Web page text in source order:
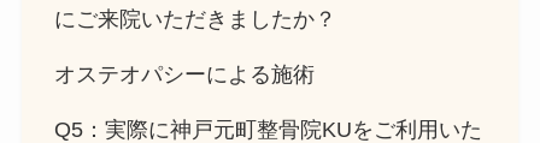
にご来院いただきましたか？
オステオパシーによる施術
Q5：実際に神戸元町整骨院KUをご利用いた